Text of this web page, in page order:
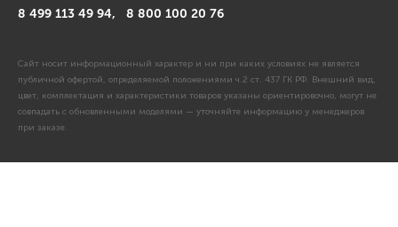
8 499 113 49 94, 8 800 100 20 76
Сайт носит информационный характер и ни при каких условиях не является
публичной офертой, определяемой положениями ч.2 ст. 437 ГК РФ. Внешний вид,
цвет, комплектация и характеристики товаров указаны ориентировочно, могут не
совпадать с обновленными моделями — уточняйте информацию у менеджеров
при заказе.